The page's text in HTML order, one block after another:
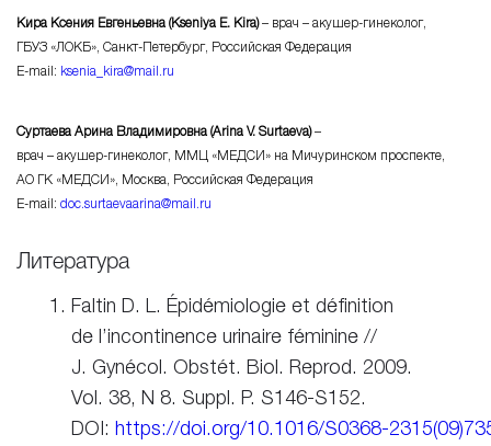
Кира Ксения Евгеньевна (Kseniya E. Kira)– врач – акушер-гинеколог,
ГБУЗ «ЛОКБ», Санкт-Петербург, Российская Федерация
E-mail: ksenia_kira@mail.ru
Суртаева Арина Владимировна (Arina V. Surtaeva)–
врач – акушер-гинеколог, ММЦ «МЕДСИ» на Мичуринском проспекте,
АО ГК «МЕДСИ», Москва, Российская Федерация
E-mail: doc.surtaevaarina@mail.ru
Литература
Faltin D. L. Épidémiologie et définition
de l’incontinence urinaire féminine //
J. Gynécol. Obstét. Biol. Reprod. 2009.
Vol. 38, N 8. Suppl. P. S146-S152.
DOI: https://doi.org/10.1016/S0368-